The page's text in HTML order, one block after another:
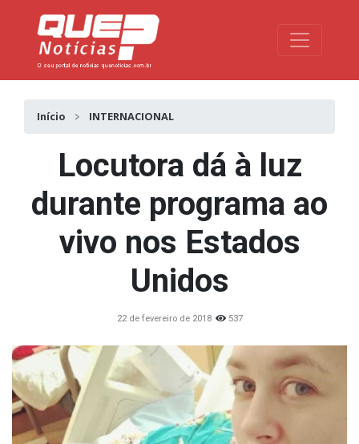
Toggle
Início INTERNACIONAL
Locutora dá à luz
durante programa ao
vivo nos Estados
Unidos
22 de fevereiro de 2018 537